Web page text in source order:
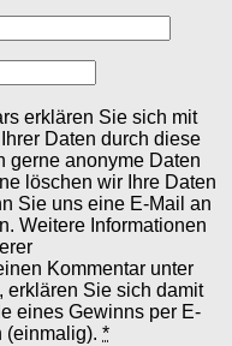
erklären Sie sich mit
Daten durch diese
gerne anonyme Daten
löschen wir Ihre Daten
Sie uns eine E-Mail an
Weitere Informationen
Kommentar unter
erklären Sie sich damit
eines Gewinns per E-
(einmalig). *